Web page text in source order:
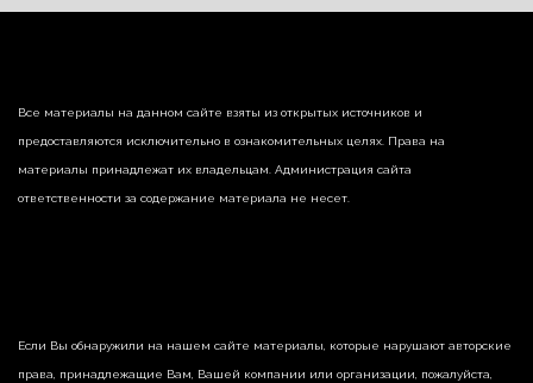
Все материалы на данном сайте взяты из открытых источников и
предоставляются исключительно в ознакомительных целях. Права на
материалы принадлежат их владельцам. Администрация сайта
ответственности за содержание материала не несет.
Если Вы обнаружили на нашем сайте материалы, которые нарушают авторские
права, принадлежащие Вам, Вашей компании или организации, пожалуйста,